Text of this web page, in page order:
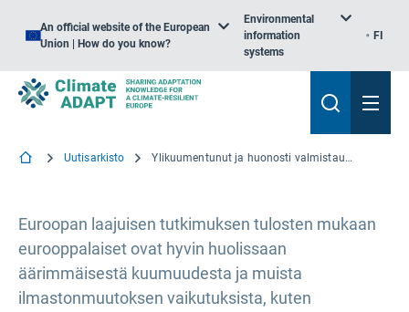
An official website of the European
Union | How do you know?
Environmental
information
systems
FI
Uutisarkisto Ylikuumentunut ja huonosti valmistautunut: Eurooppalaisen kyselyn mukaan kansalaiset ovat huolissaan lämmöstä ja kyvystä selviytyä ilmastonmuutoksesta
Euroopan laajuisen tutkimuksen tulosten mukaan
eurooppalaiset ovat hyvin huolissaan
äärimmäisestä kuumuudesta ja muista
ilmastonmuutoksen vaikutuksista, kuten